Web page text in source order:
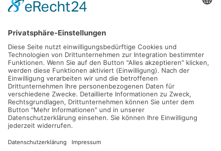
Nachricht senden
Navigation
Immobilien Aktuelles
Für Eigentümer Kontakt
Referenzen Impressum
Verwaltung
Vertrag widerrufen